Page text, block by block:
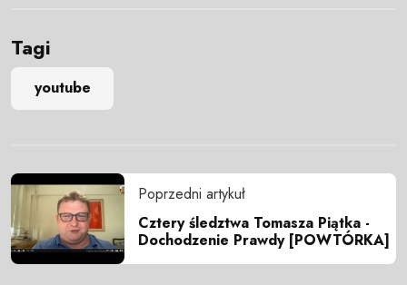
Tagi
youtube
Poprzedni artykuł
Cztery śledztwa Tomasza Piątka -
Dochodzenie Prawdy [POWTÓRKA]